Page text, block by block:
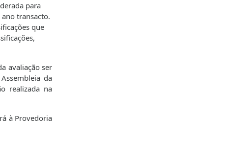
para
transacto.
que
avaliação ser
da
realizada na
à Provedoria